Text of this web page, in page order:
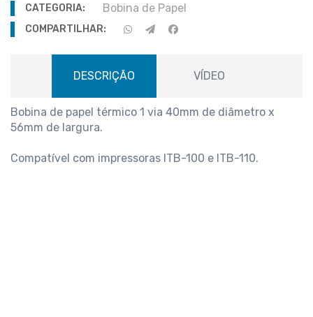
CATEGORIA: Bobina de Papel
COMPARTILHAR:
DESCRIÇÃO VÍDEO
Bobina de papel térmico 1 via 40mm de diâmetro x
56mm de largura.
Compatível com impressoras ITB-100 e ITB-110.